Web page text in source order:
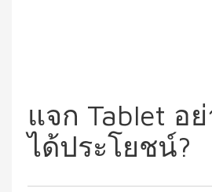
แจก Tablet อ
ได้ประโยชน์?